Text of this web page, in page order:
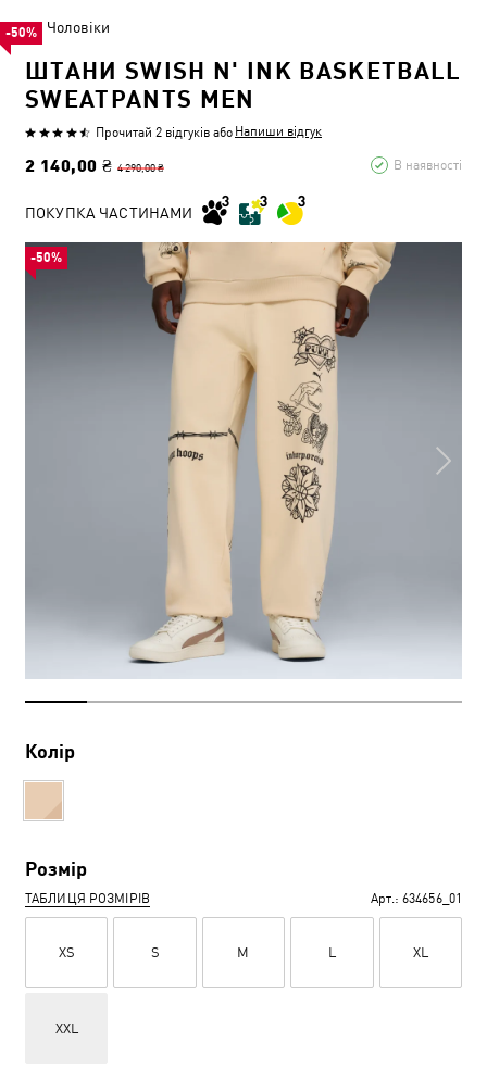
Чоловіки
ШТАНИ SWISH N' INK BASKETBALL
SWEATPANTS MEN
Прочитай 2 відгуків або Напиши відгук
2 140,00 ₴ 4 290,00 ₴ В наявності
-50%
ПОКУПКА ЧАСТИНАМИ
Колір
Розмір
ТАБЛИЦЯ РОЗМІРІВ Арт.: 634656_01
XS S M L XL
XXL
-50%